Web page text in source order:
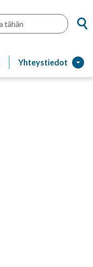
Hae
Yhteystiedot